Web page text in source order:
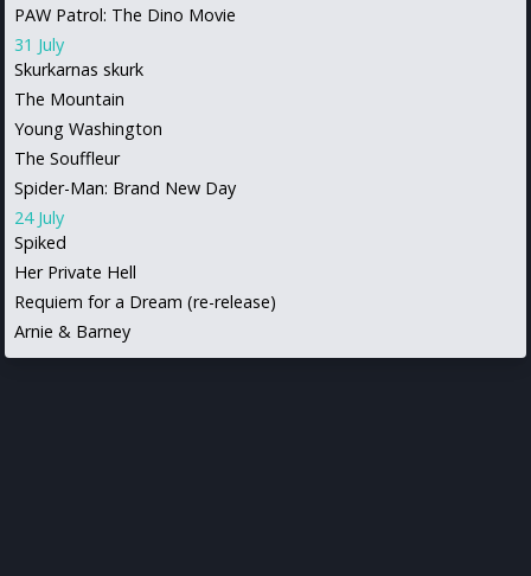
PAW Patrol: The Dino Movie
31 July
Skurkarnas skurk
The Mountain
Young Washington
The Souffleur
Spider-Man: Brand New Day
24 July
Spiked
Her Private Hell
Requiem for a Dream (re-release)
Arnie & Barney